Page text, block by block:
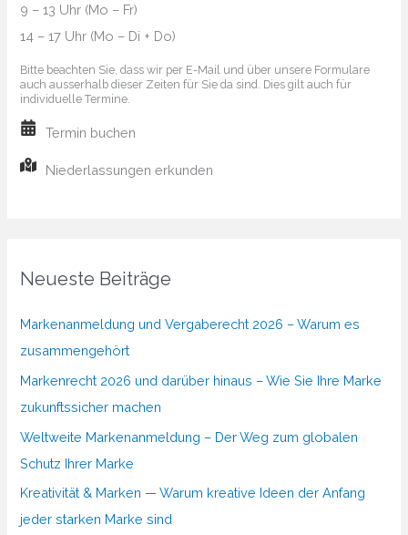
9 – 13 Uhr (Mo – Fr)
14 – 17 Uhr (Mo – Di + Do)
Bitte beachten Sie, dass wir per E-Mail und über unsere Formulare
auch ausserhalb dieser Zeiten für Sie da sind. Dies gilt auch für
individuelle Termine.
Termin buchen
Niederlassungen erkunden
Neueste Beiträge
Markenanmeldung und Vergaberecht 2026 – Warum es
zusammengehört
Markenrecht 2026 und darüber hinaus – Wie Sie Ihre Marke
zukunftssicher machen
Weltweite Markenanmeldung – Der Weg zum globalen
Schutz Ihrer Marke
Kreativität & Marken — Warum kreative Ideen der Anfang
jeder starken Marke sind